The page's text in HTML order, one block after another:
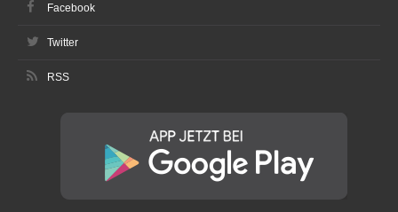
Facebook
Twitter
RSS